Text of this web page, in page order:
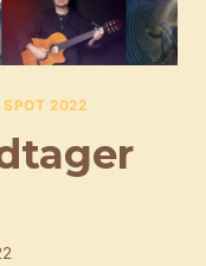
SPOT 2022